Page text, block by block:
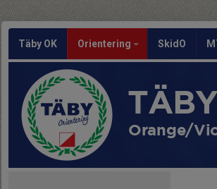
Täby OK Orientering SkidO
Orange/